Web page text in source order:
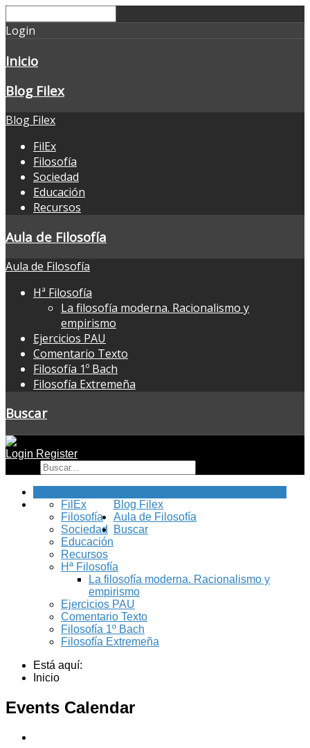
Login
Inicio
Blog Filex
Blog Filex
FilEx
Filosofía
Sociedad
Educación
Recursos
Aula de Filosofía
Aula de Filosofía
Hª Filosofía
La filosofía moderna. Racionalismo y
empirismo
Ejercicios PAU
Comentario Texto
Filosofía 1º Bach
Filosofía Extremeña
Buscar
Login Register
Blog Filex
FilEx
Filosofía
Sociedad
Educación
Recursos
Aula de Filosofía
Hª Filosofía
La filosofía moderna. Racionalismo y
empirismo
Ejercicios PAU
Comentario Texto
Filosofía 1º Bach
Filosofía Extremeña
Buscar
Está aquí:
Inicio
Events Calendar